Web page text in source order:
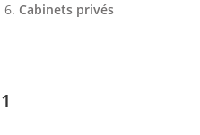
Cabinets privés
1